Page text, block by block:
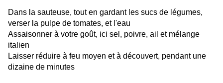
Dans la sauteuse, tout en gardant les sucs de légumes,
verser la pulpe de tomates, et l'eau
Assaisonner à votre goût, ici sel, poivre, ail et mélange
italien
Laisser réduire à feu moyen et à découvert, pendant une
dizaine de minutes